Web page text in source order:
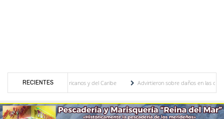
RECIENTES
Juegos Centroamericanos y del Caribe
Advirtieron sobre daños en las cosechas